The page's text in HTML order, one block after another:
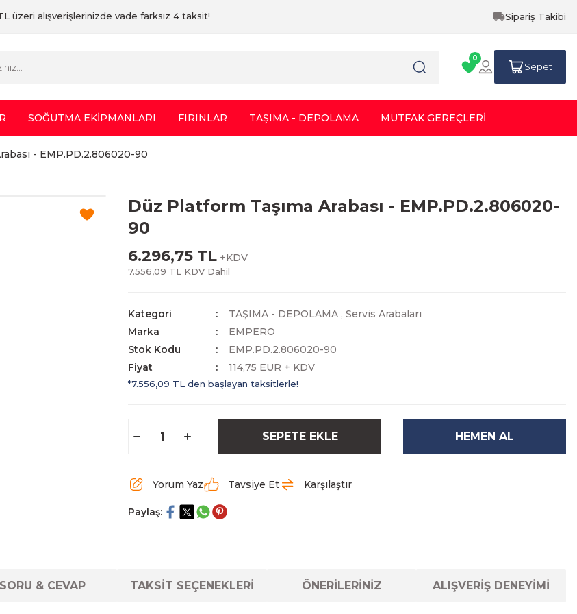
üzeri alışverişlerinizde vade farksız 4 taksit! Sipariş Takibi
0
Sepet
SOĞUTMA EKİPMANLARI FIRINLAR TAŞIMA - DEPOLAMA MUTFAK GEREÇLERİ
- EMP.PD.2.806020-90
Düz Platform Taşıma Arabası - EMP.PD.2.806020-
90
6.296,75 TL +KDV
7.556,09 TL KDV Dahil
Kategori TAŞIMA - DEPOLAMA , Servis Arabaları
Marka
EMPERO
Stok Kodu
EMP.PD.2.806020-90
Fiyat
114,75 EUR + KDV
*7.556,09 TL den başlayan taksitlerle!
SEPETE EKLE HEMEN AL
Yorum Yaz Tavsiye Et Karşılaştır
Paylaş:
SORU & CEVAP TAKSİT SEÇENEKLERİ ÖNERİLERİNİZ ALIŞVERİŞ DENEYİMİ